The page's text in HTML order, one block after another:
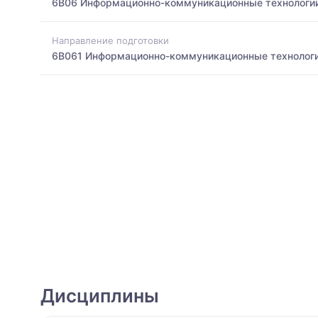
6B06 Информационно-коммуникационные
Направление подготовки
6B061 Информационно-коммуникационные
Дисциплины